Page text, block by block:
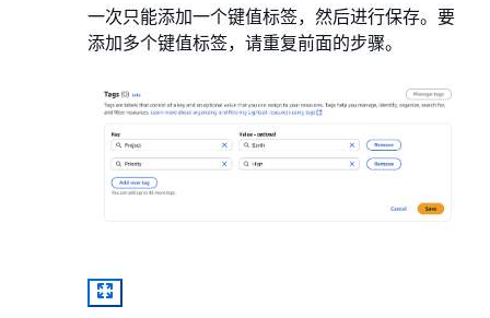
一次只能添加一个键值标签，然后进行保存。要
添加多个键值标签，请重复前面的步骤。